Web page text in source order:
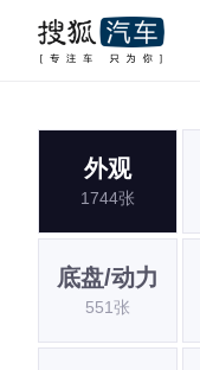
外观
1744张
底盘/动力
551张